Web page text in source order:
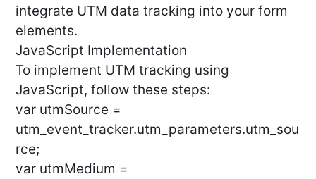
integrate UTM data tracking into your form
elements.
JavaScript Implementation
To implement UTM tracking using
JavaScript, follow these steps:
var utmSource =
utm_event_tracker.utm_parameters.utm_sou
rce;
var utmMedium =